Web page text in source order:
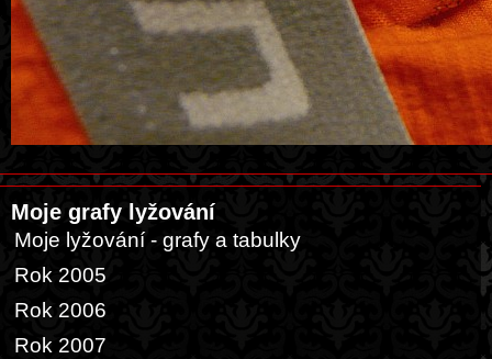
Moje grafy lyžování
Moje lyžování - grafy a tabulky
Rok 2005
Rok 2006
Rok 2007